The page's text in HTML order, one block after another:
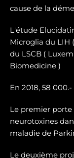
cause de la
L'étude
Microglia du LIH
du LSCB (
Biomedicine )
En 2018, 58
Le premier porte
neurotoxines
maladie de
Le deuxième